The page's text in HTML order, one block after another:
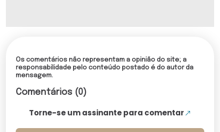
Os comentários não representam a opinião do site; a
responsabilidade pelo conteúdo postado é do autor da
mensagem.
Comentários (0)
Torne-se um assinante para comentar